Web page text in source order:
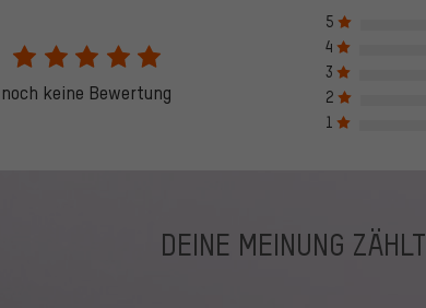
noch keine Bewertung
5
4
3
2
1
DEINE MEINUNG ZÄHLT